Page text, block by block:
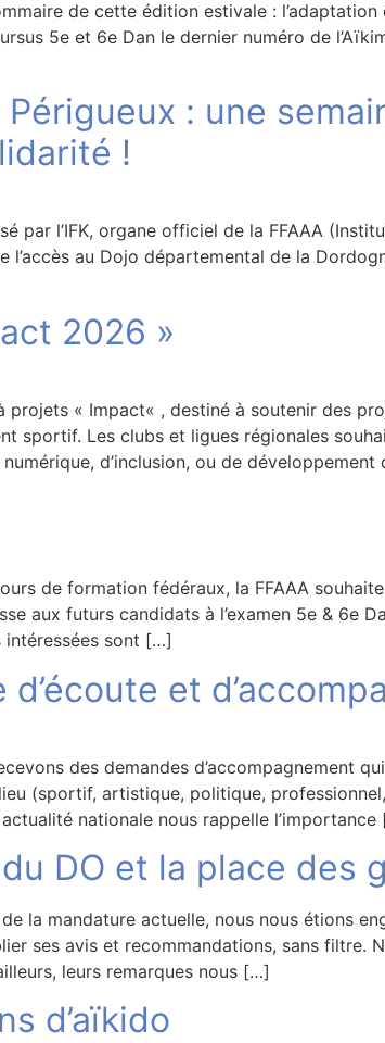
de cette édition estivale :
5e et 6e Dan le dernier numéro de
: une
!
par l’IFK, organe officiel de la FFAAA
au Dojo départemental de la
2026 »
projets « Impact« , destiné à soutenir des
sportif. Les clubs et ligues régionales
d’inclusion, ou de
de formation fédéraux, la FFAAA
aux futurs candidats à l’examen 5e &
intéressées sont […]
et
des demandes d’accompagnement
(sportif, artistique, politique,
nationale nous rappelle l’importance
DO et la place des
la mandature actuelle, nous nous étions
ses avis et recommandations, sans
leurs remarques nous […]
d’aïkido